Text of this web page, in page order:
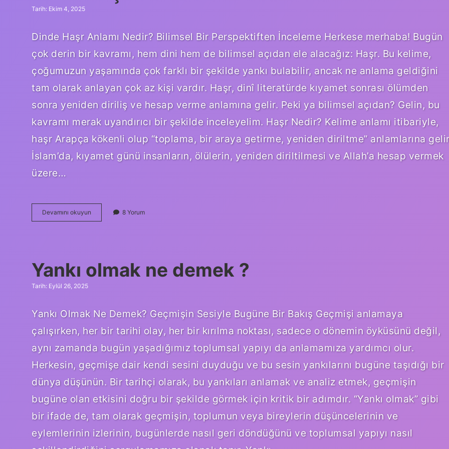
Tarih: Ekim 4, 2025
Dinde Haşr Anlamı Nedir? Bilimsel Bir Perspektiften İnceleme Herkese merhaba! Bugün
çok derin bir kavramı, hem dini hem de bilimsel açıdan ele alacağız: Haşr. Bu kelime,
çoğumuzun yaşamında çok farklı bir şekilde yankı bulabilir, ancak ne anlama geldiğini
tam olarak anlayan çok az kişi vardır. Haşr, dinî literatürde kıyamet sonrası ölümden
sonra yeniden diriliş ve hesap verme anlamına gelir. Peki ya bilimsel açıdan? Gelin, bu
kavramı merak uyandırıcı bir şekilde inceleyelim. Haşr Nedir? Kelime anlamı itibariyle,
haşr Arapça kökenli olup “toplama, bir araya getirme, yeniden diriltme” anlamlarına
İslam’da, kıyamet günü insanların, ölülerin, yeniden diriltilmesi ve Allah’a hesap vermek
üzere…
Devamını okuyun
haşr
8 Yorum
Yankı olmak ne demek ?
Tarih: Eylül 26, 2025
Yankı Olmak Ne Demek? Geçmişin Sesiyle Bugüne Bir Bakış Geçmişi anlamaya
çalışırken, her bir tarihi olay, her bir kırılma noktası, sadece o dönemin öyküsünü değil,
aynı zamanda bugün yaşadığımız toplumsal yapıyı da anlamamıza yardımcı olur.
Herkesin, geçmişe dair kendi sesini duyduğu ve bu sesin yankılarını bugüne taşıdığı bir
dünya düşünün. Bir tarihçi olarak, bu yankıları anlamak ve analiz etmek, geçmişin
bugüne olan etkisini doğru bir şekilde görmek için kritik bir adımdır. “Yankı olmak” gibi
bir ifade de, tam olarak geçmişin, toplumun veya bireylerin düşüncelerinin ve
eylemlerinin izlerinin, bugünlerde nasıl geri döndüğünü ve toplumsal yapıyı nasıl